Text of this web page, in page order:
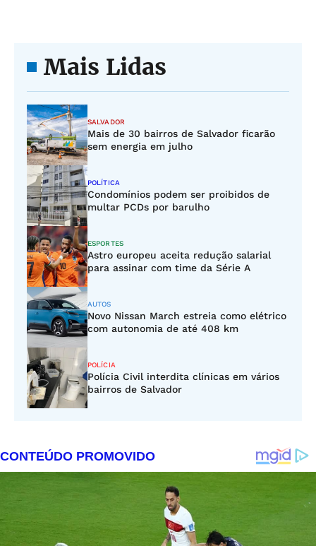
Mais Lidas
SALVADOR
Mais de 30 bairros de Salvador ficarão
sem energia em julho
POLÍTICA
Condomínios podem ser proibidos de
multar PCDs por barulho
ESPORTES
Astro europeu aceita redução salarial
para assinar com time da Série A
AUTOS
Novo Nissan March estreia como elétrico
com autonomia de até 408 km
POLÍCIA
Polícia Civil interdita clínicas em vários
bairros de Salvador